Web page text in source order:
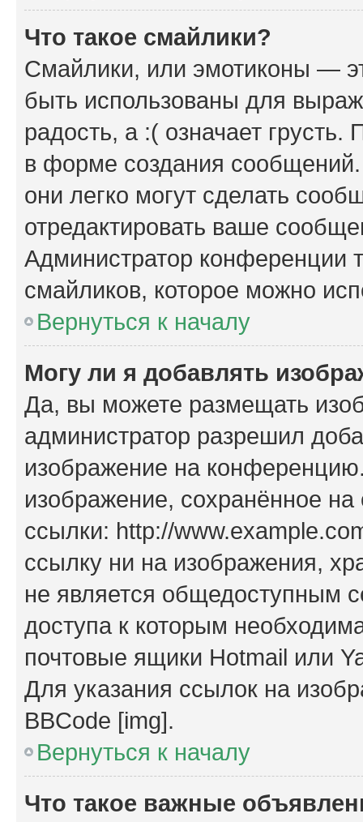
Что такое смайлики?
Смайлики, или эмотиконы —
быть использованы для
радость, а :( означает
в форме создания сообщений.
они легко могут сделать
отредактировать ваше
Администратор конференции
смайликов, которое можно
Вернуться к началу
Могу ли я добавлять
Да, вы можете размещать
администратор разрешил
изображение на
изображение, сохранённое
ссылки: http://
ссылку ни на изображения,
не является общедоступным
доступа к которым
почтовые ящики Hotmail или
Для указания ссылок на
BBCode [img].
Вернуться к началу
Что такое важные